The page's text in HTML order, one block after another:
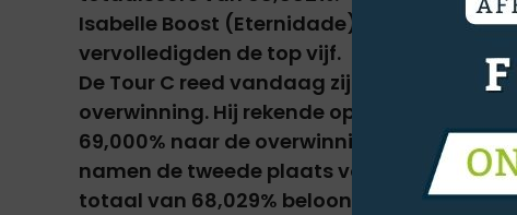
Isabelle Boost (Eternidade) en Tom
vervolledigden de top vijf.
De Tour C reed vandaag zijn Intermédiaire
overwinning. Hij rekende op Kryptonite
69,000% naar de overwinning te rijden.
namen de tweede plaats voor hun
totaal van 68,029% beloond. Kara